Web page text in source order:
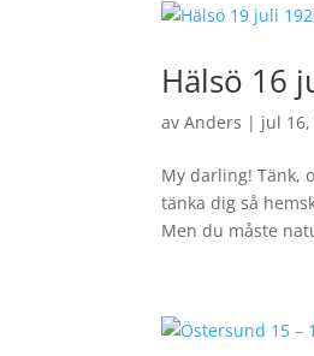
Hälsö 16
avAnders | jul 16,
My darling! Tänk,
tänka dig så
Men du måste